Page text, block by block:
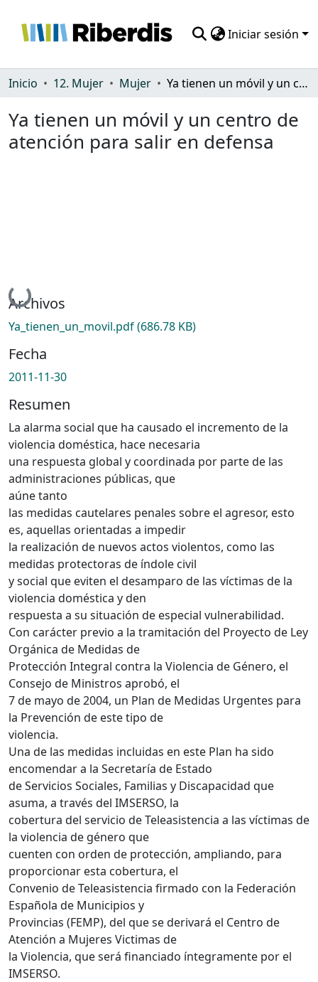
Iniciar sesión
Comunidades
Todo DSpace
Estadísticas
Inicio 12. Mujer Mujer Ya tienen un móvil y un centro de atención para salir en defensa
Ya tienen un móvil y un centro de
atención para salir en defensa
Cargando...
Archivos
Ya_tienen_un_movil.pdf(686.78 KB)
Fecha
2011-11-30
Resumen
La alarma social que ha causado el incremento de la
violencia doméstica, hace necesaria
una respuesta global y coordinada por parte de las
administraciones públicas, que
aúne tanto
las medidas cautelares penales sobre el agresor, esto
es, aquellas orientadas a impedir
la realización de nuevos actos violentos, como las
medidas protectoras de índole civil
y social que eviten el desamparo de las víctimas de la
violencia doméstica y den
respuesta a su situación de especial vulnerabilidad.
Con carácter previo a la tramitación del Proyecto de Ley
Orgánica de Medidas de
Protección Integral contra la Violencia de Género, el
Consejo de Ministros aprobó, el
7 de mayo de 2004, un Plan de Medidas Urgentes para
la Prevención de este tipo de
violencia.
Una de las medidas incluidas en este Plan ha sido
encomendar a la Secretaría de Estado
de Servicios Sociales, Familias y Discapacidad que
asuma, a través del IMSERSO, la
cobertura del servicio de Teleasistencia a las víctimas de
la violencia de género que
cuenten con orden de protección, ampliando, para
proporcionar esta cobertura, el
Convenio de Teleasistencia firmado con la Federación
Española de Municipios y
Provincias (FEMP), del que se derivará el Centro de
Atención a Mujeres Victimas de
la Violencia, que será financiado íntegramente por el
IMSERSO.